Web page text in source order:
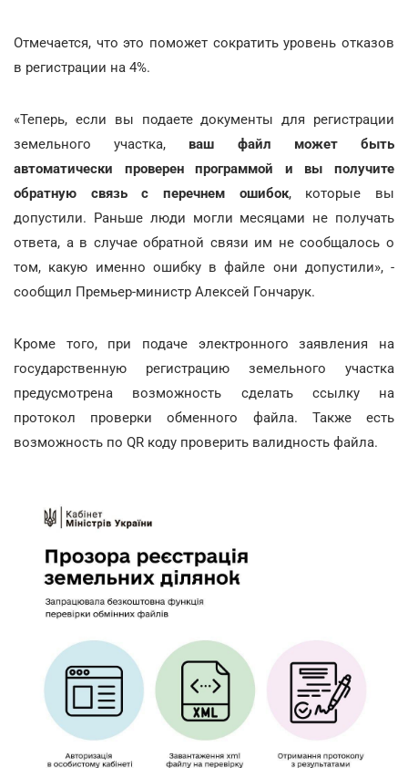
Отмечается, что это поможет сократить уровень отказов
в регистрации на 4%.
«Теперь, если вы подаете документы для регистрации
земельного участка, ваш файл может быть
автоматически проверен программой и вы получите
обратную связь с перечнем ошибок, которые вы
допустили. Раньше люди могли месяцами не получать
ответа, а в случае обратной связи им не сообщалось о
том, какую именно ошибку в файле они допустили», -
сообщил Премьер-министр Алексей Гончарук.
Кроме того, при подаче электронного заявления на
государственную регистрацию земельного участка
предусмотрена возможность сделать ссылку на
протокол проверки обменного файла. Также есть
возможность по QR коду проверить валидность файла.